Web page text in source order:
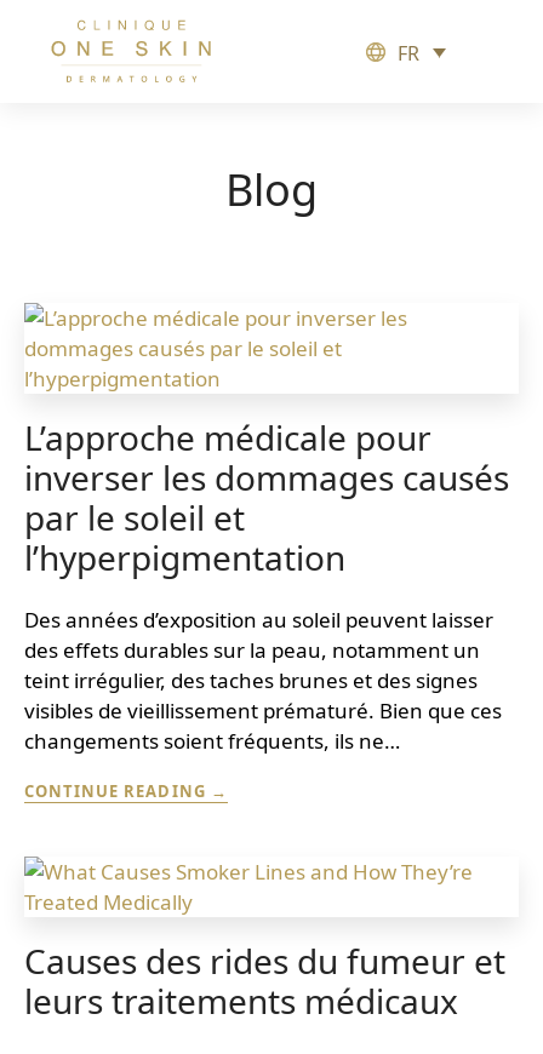
Clinique
FR
Blog
L’approche médicale pour
inverser les dommages causés
par le soleil et
l’hyperpigmentation
Des années d’exposition au soleil peuvent laisser
des effets durables sur la peau, notamment un
teint irrégulier, des taches brunes et des signes
visibles de vieillissement prématuré. Bien que ces
changements soient fréquents, ils ne…
CONTINUE READING
MÉDICALE
LES
PAR
LE
SOLEIL
ET
Causes des rides du fumeur et
leurs traitements médicaux